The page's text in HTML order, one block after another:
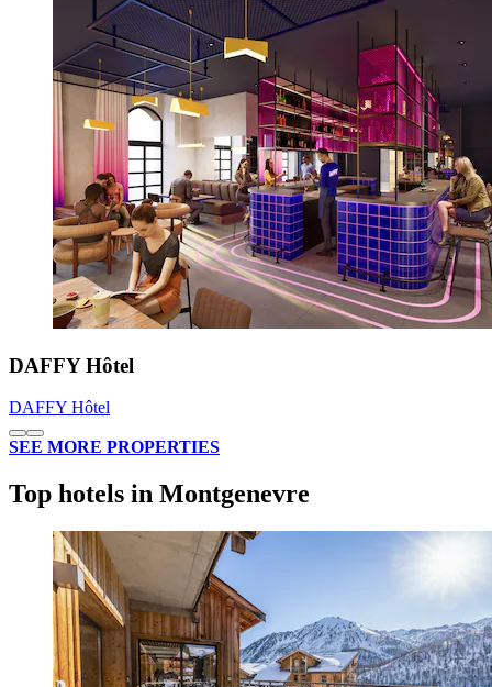
DAFFY Hôtel
DAFFY Hôtel
SEE MORE PROPERTIES
Top hotels in Montgenevre